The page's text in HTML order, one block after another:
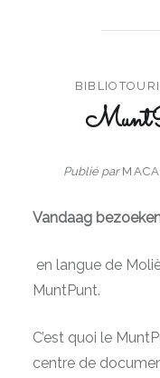
Publié par
Vandaag
en langue de
MuntPunt.
C’est quoi le
centre de